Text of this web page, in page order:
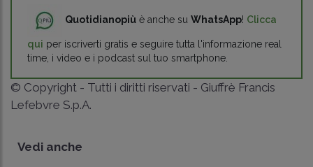
Quotidianopiù è anche su WhatsApp! Clicca
qui per iscriverti gratis e seguire tutta l'informazione real
time, i video e i podcast sul tuo smartphone.
© Copyright - Tutti i diritti riservati - Giuffrè Francis
Lefebvre S.p.A.
Vedi anche